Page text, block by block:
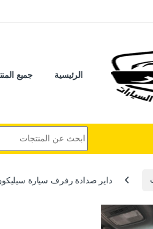
الرئيسية جميع
داير صدادة رفرف سيارة سيليكون